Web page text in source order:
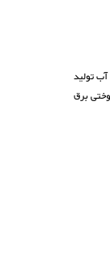
تولید
برق